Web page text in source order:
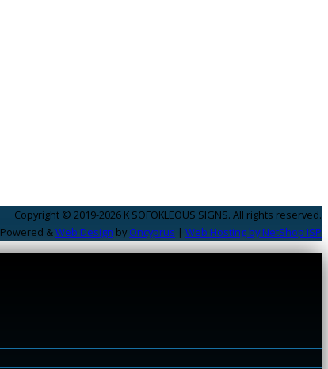
Copyright © 2019-2026 K SOFOKLEOUS SIGNS. All rights reserved.
Powered &Web Design by Oncyprus | Web Hosting by NetShop ISP